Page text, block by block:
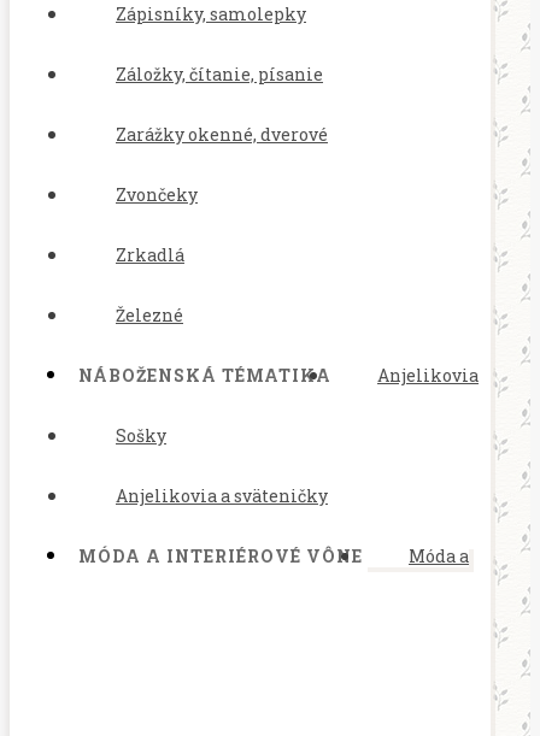
Zápisníky, samolepky
Záložky, čítanie, písanie
Zarážky okenné, dverové
Zvončeky
Zrkadlá
Železné
NÁBOŽENSKÁ TÉMATIKA Anjelikovia
Sošky
Anjelikovia a sväteničky
MÓDA A INTERIÉROVÉ VÔNE Móda a